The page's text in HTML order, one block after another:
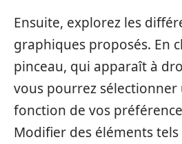
Ensuite, explorez les
graphiques proposés. En
pinceau, qui apparaît à
vous pourrez sélectionner
fonction de vos
Modifier des éléments